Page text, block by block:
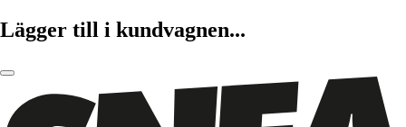
Lägger till i kundvagnen...